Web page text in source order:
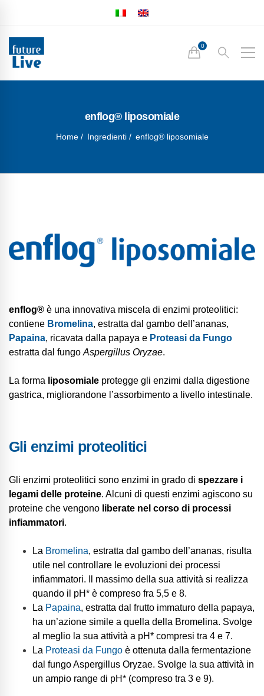
enflog® liposomiale
Home Ingredienti enflog® liposomiale
enflog® è una innovativa miscela di enzimi proteolitici:
contiene Bromelina, estratta dal gambo dell’ananas,
Papaina, ricavata dalla papaya e Proteasi da Fungo
estratta dal fungo Aspergillus Oryzae.
La forma liposomiale protegge gli enzimi dalla digestione
gastrica, migliorandone l’assorbimento a livello intestinale.
Gli enzimi proteolitici
Gli enzimi proteolitici sono enzimi in grado di spezzare i
legami delle proteine. Alcuni di questi enzimi agiscono su
proteine che vengono liberate nel corso di processi
infiammatori.
La Bromelina, estratta dal gambo dell’ananas, risulta
utile nel controllare le evoluzioni dei processi
infiammatori. Il massimo della sua attività si realizza
quando il pH* è compreso fra 5,5 e 8.
La Papaina, estratta dal frutto immaturo della papaya,
ha un’azione simile a quella della Bromelina. Svolge
al meglio la sua attività a pH* compresi tra 4 e 7.
La Proteasi da Fungo è ottenuta dalla fermentazione
dal fungo Aspergillus Oryzae. Svolge la sua attività in
un ampio range di pH* (compreso tra 3 e 9).